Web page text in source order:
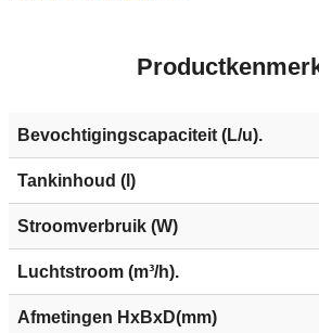
Bevochtigingscapaciteit (L/u).
Tankinhoud (l)
Stroomverbruik (W)
Luchtstroom (m³/h).
Afmetingen HxBxD(mm)